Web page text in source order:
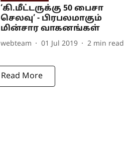
‘கி.மீட்டருக்கு 50 பைசா
செலவு’ - பிரபலமாகும்
மின்சார வாகனங்கள்
webteam 01 Jul 2019 2 min read
Read More